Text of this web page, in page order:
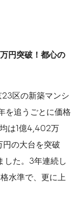
万円突破！都心の
区の新築マンシ
を追うごとに価格
は1億4,402万
の大台を突破
した。3年連続し
水準で、更に上